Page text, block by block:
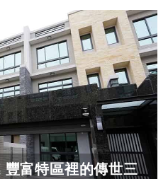
富特區裡的傳世三